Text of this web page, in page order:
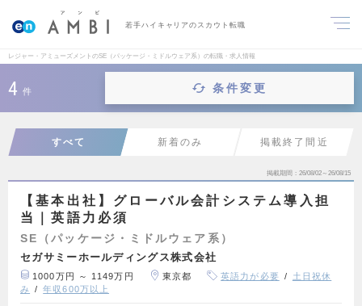
若手ハイキャリアのスカウト転職
レジャー・アミューズメントのSE（パッケージ・ミドルウェア系）の転職・求人情報
4 件 条件変更
すべて 新着のみ 掲載終了間近
掲載期間 26/08/02～26/08/15
【基本出社】グローバル会計システム導入担
当｜英語力必須
SE（パッケージ・ミドルウェア系）
セガサミーホールディングス株式会社
1000万円 ～ 1149万円 東京都 英語力が必要
土日祝休
み
年収600万以上